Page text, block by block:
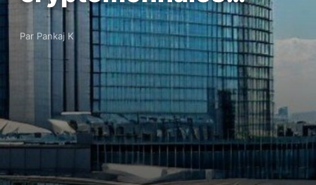
Par Pankaj K